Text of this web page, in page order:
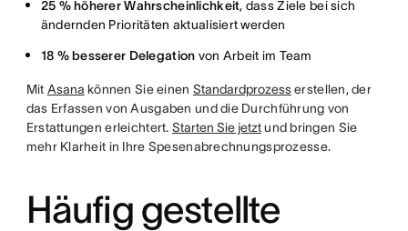
25 % höherer Wahrscheinlichkeit, dass Ziele bei sich
ändernden Prioritäten aktualisiert werden
18 % besserer Delegation von Arbeit im Team
Mit Asana können Sie einen Standardprozesserstellen, der
das Erfassen von Ausgaben und die Durchführung von
Erstattungen erleichtert. Starten Sie jetztund bringen Sie
mehr Klarheit in Ihre Spesenabrechnungsprozesse.
Häufig gestellte